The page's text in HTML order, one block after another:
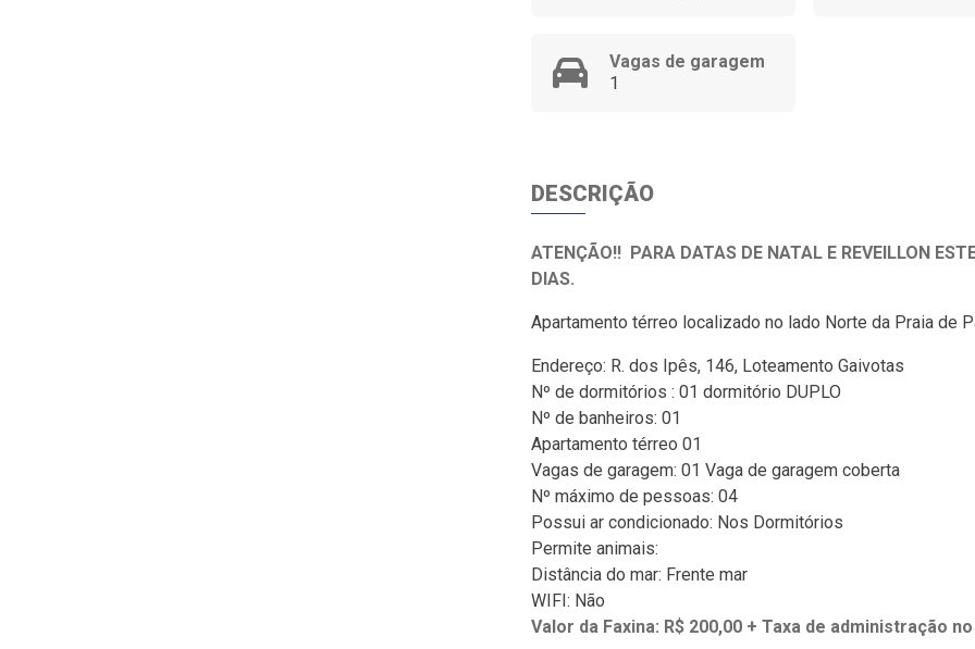
Vagas de garagem
1
DESCRIÇÃO
ATENÇÃO!! PARA DATAS DE NATAL E REVEILLON
DIAS.
Apartamento térreo localizado no lado Norte da Praia de
Endereço: R. dos Ipês, 146, Loteamento Gaivotas
Nº de dormitórios : 01 dormitório DUPLO
Nº de banheiros: 01
Apartamento térreo 01
Vagas de garagem: 01 Vaga de garagem coberta
Nº máximo de pessoas: 04
Possui ar condicionado: Nos Dormitórios
Permite animais:
Distância do mar: Frente mar
WIFI: Não
Valor da Faxina: R$ 200,00 + Taxa de administração